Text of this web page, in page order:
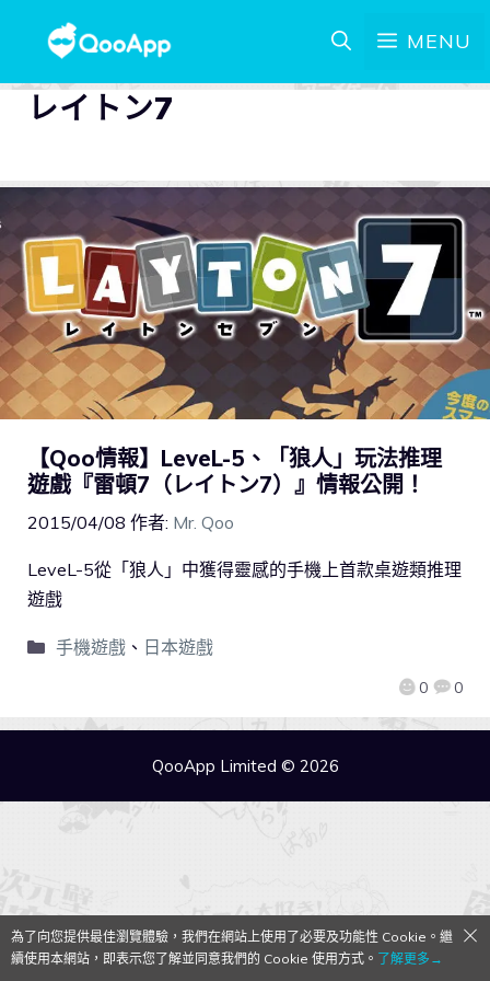
MENU
レイトン7
【Qoo情報】LeveL-5、「狼人」玩法推理
遊戲『雷頓7（レイトン7）』情報公開！
2015/04/08 作者: Mr. Qoo
0 0
LeveL-5從「狼人」中獲得靈感的手機上首款桌遊類推理
遊戲
手機遊戲、 日本遊戲
QooApp Limited © 2026
為了向您提供最佳瀏覽體驗，我們在網站上使用了必要及功能性 Cookie。繼
續使用本網站，即表示您了解並同意我們的 Cookie 使用方式。 了解更多→